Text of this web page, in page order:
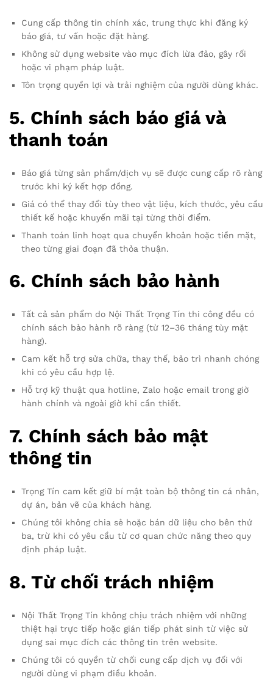
Cung cấp thông tin chính xác, trung thực khi đăng ký
báo giá, tư vấn hoặc đặt hàng.
Không sử dụng website vào mục đích lừa đảo, gây rối
hoặc vi phạm pháp luật.
Tôn trọng quyền lợi và trải nghiệm của người dùng khác.
5. Chính sách báo giá và
thanh toán
Báo giá từng sản phẩm/dịch vụ sẽ được cung cấp rõ ràng
trước khi ký kết hợp đồng.
Giá có thể thay đổi tùy theo vật liệu, kích thước, yêu cầu
thiết kế hoặc khuyến mãi tại từng thời điểm.
Thanh toán linh hoạt qua chuyển khoản hoặc tiền mặt,
theo từng giai đoạn đã thỏa thuận.
6. Chính sách bảo hành
Tất cả sản phẩm do Nội Thất Trọng Tín thi công đều có
chính sách bảo hành rõ ràng (từ 12–36 tháng tùy mặt
hàng).
Cam kết hỗ trợ sửa chữa, thay thế, bảo trì nhanh chóng
khi có yêu cầu hợp lệ.
Hỗ trợ kỹ thuật qua hotline, Zalo hoặc email trong giờ
hành chính và ngoài giờ khi cần thiết.
7. Chính sách bảo mật
thông tin
Trọng Tín cam kết giữ bí mật toàn bộ thông tin cá nhân,
dự án, bản vẽ của khách hàng.
Chúng tôi không chia sẻ hoặc bán dữ liệu cho bên thứ
ba, trừ khi có yêu cầu từ cơ quan chức năng theo quy
định pháp luật.
8. Từ chối trách nhiệm
Nội Thất Trọng Tín không chịu trách nhiệm với những
thiệt hại trực tiếp hoặc gián tiếp phát sinh từ việc sử
dụng sai mục đích các thông tin trên website.
Chúng tôi có quyền từ chối cung cấp dịch vụ đối với
người dùng vi phạm điều khoản.